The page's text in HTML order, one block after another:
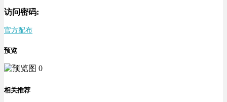
访问密码:
官方配布
预览
相关推荐